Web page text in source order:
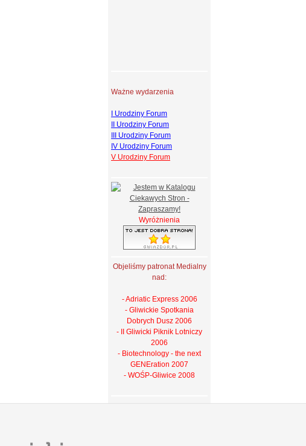
Ważne wydarzenia
I Urodziny Forum
II Urodziny Forum
III Urodziny Forum
IV Urodziny Forum
V Urodziny Forum
Wyróżnienia
Objeliśmy patronat Medialny
nad:
- Adriatic Express 2006
- Gliwickie Spotkania
Dobrych Dusz 2006
- II Gliwicki Piknik Lotniczy
2006
- Biotechnology - the next
GENEration 2007
- WOŚP-Gliwice 2008